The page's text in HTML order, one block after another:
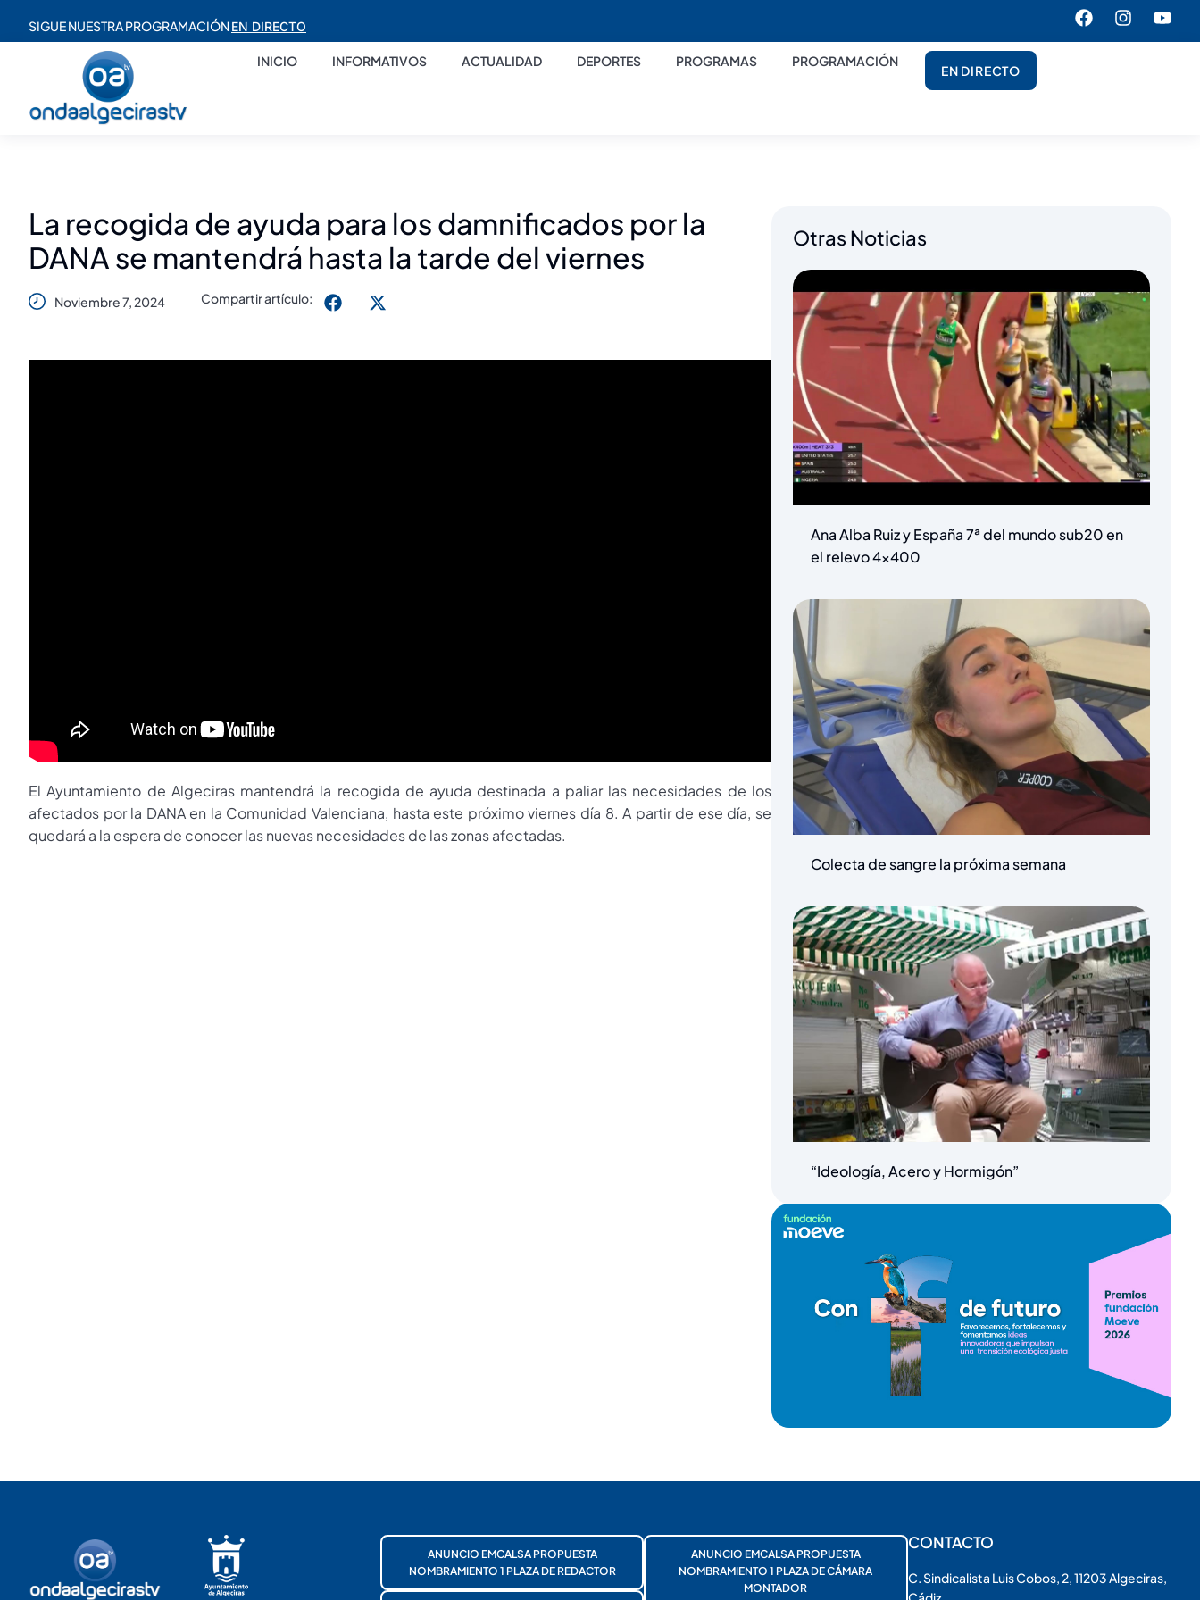
SIGUE NUESTRA PROGRAMACIÓNEN DIRECTO
INICIO INFORMATIVOS ACTUALIDAD DEPORTES PROGRAMAS PROGRAMACIÓN
EN DIRECTO
La recogida de ayuda para los damnificados por la
DANA se mantendrá hasta la tarde del viernes
Noviembre 7, 2024 Compartir artículo:
El Ayuntamiento de Algeciras mantendrá la recogida de ayuda destinada a paliar las necesidades de los
afectados por la DANA en la Comunidad Valenciana, hasta este próximo viernes día 8. A partir de ese día, se
quedará a la espera de conocer las nuevas necesidades de las zonas afectadas.
Otras Noticias
Ana Alba Ruiz y España 7ª del mundo sub20 en
el relevo 4×400
Colecta de sangre la próxima semana
“Ideología, Acero y Hormigón”
ANUNCIO EMCALSA PROPUESTA
NOMBRAMIENTO 1 PLAZA DE REDACTOR
ANUNCIO EMCALSA PROPUESTA
NOMBRAMIENTO 1 PLAZA DE CÁMARA
MONTADOR
CONTACTO
C. Sindicalista Luis Cobos, 2, 11203 Algeciras,